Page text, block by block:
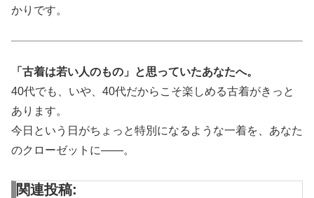
かりです。
「古着は若い人のもの」と思っていたあなたへ。
40代でも、いや、40代だからこそ楽しめる古着がきっと
あります。
今日という日がちょっと特別になるような一着を、あなた
のクローゼットに——。
関連投稿: